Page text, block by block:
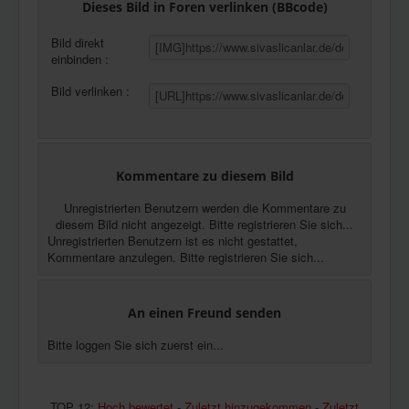
Dieses Bild in Foren verlinken (BBcode)
Bild direkt
einbinden :
Bild verlinken :
Kommentare zu diesem Bild
Unregistrierten Benutzern werden die Kommentare zu
diesem Bild nicht angezeigt. Bitte registrieren Sie sich...
Unregistrierten Benutzern ist es nicht gestattet,
Kommentare anzulegen. Bitte registrieren Sie sich...
An einen Freund senden
Bitte loggen Sie sich zuerst ein...